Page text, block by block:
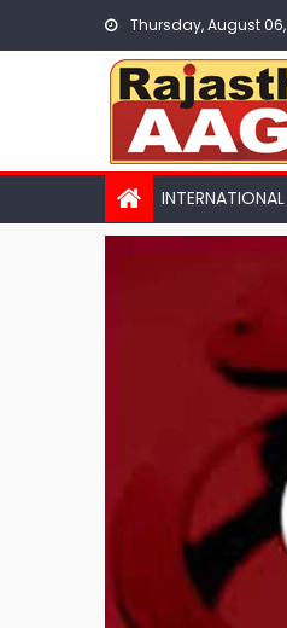
Thursday, August
INTERNATIONAL